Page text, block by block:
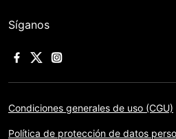
Síganos
Condiciones generales de uso (CGU)
Política de protección de datos